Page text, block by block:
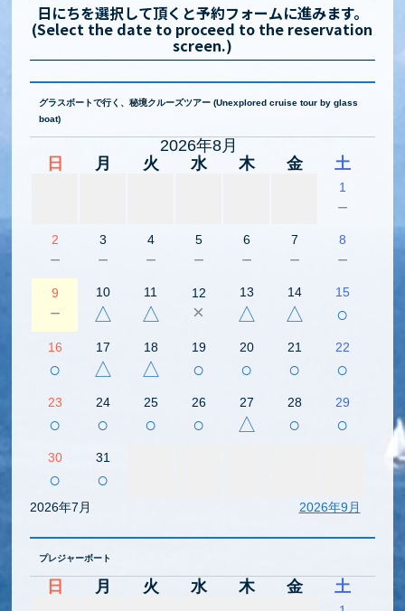
日にちを選択して頂くと予約フォームに進みます。
(Select the date to proceed to the reservation
screen.)
グラスボートで行く、秘境クルーズツアー (Unexplored cruise tour by glass
boat)
2026年8月
日
月 火 水 木 金 土
1
－
2
－
3
－
4
－
5
－
6
－
7
－
8
－
9
－
10
△
11
△
12
×
13
△
14
△
15
○
16
○
17
△
18
△
19
○
20
○
21
○
22
○
23
○
24
○
25
○
26
○
27
△
28
○
29
○
30
○
31
○
2026年7月 2026年9月
プレジャーボート
日 月 火 水 木 金 土